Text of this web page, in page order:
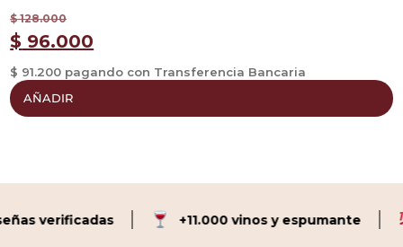
$128.000
$ 96.000
$ 91.200 pagando con Transferencia Bancaria
AÑADIR
verificadas +11.000 vinos y espumante